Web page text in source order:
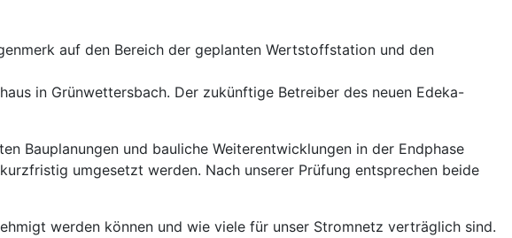
auf den Bereich der geplanten Wertstoffstation und den
in Grünwettersbach. Der zukünftige Betreiber des neuen Edeka-
Bauplanungen und bauliche Weiterentwicklungen in der Endphase
umgesetzt werden. Nach unserer Prüfung entsprechen beide
werden können und wie viele für unser Stromnetz verträglich sind.